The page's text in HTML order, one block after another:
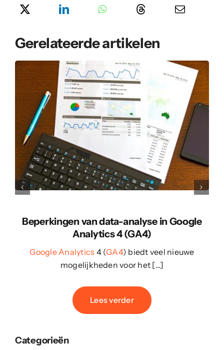
Gerelateerde artikelen
Beperkingen van data-analyse in Google
Analytics 4 (GA4)
Google Analytics 4 (GA4) biedt veel nieuwe
mogelijkheden voor het […]
Lees verder
Categorieën